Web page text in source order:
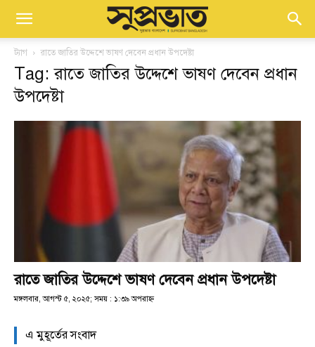
ট্যাগ রাতে জাতির উদ্দেশে ভাষণ দেবেন প্রধান উপদেষ্টা
Tag: রাতে জাতির উদ্দেশে ভাষণ দেবেন প্রধান
উপদেষ্টা
রাতে জাতির উদ্দেশে ভাষণ দেবেন প্রধান উপদেষ্টা
মঙ্গলবার, আগস্ট ৫, ২০২৫; সময় : ১:৩৯ অপরাহ্ণ
এ মুহূর্তের সংবাদ